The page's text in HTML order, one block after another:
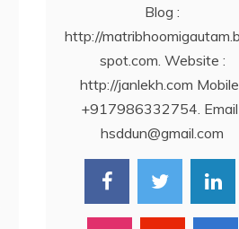
Blog :
http://
spot.com. Website :
http://janlekh.com
+917986332754. Email
hsddun@gmail.com